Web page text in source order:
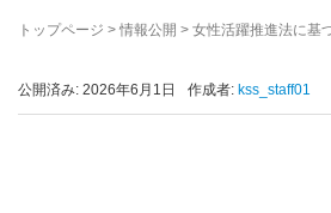
トップページ > 情報公開 > 女性活躍推進法に基
公開済み: 2026年6月1日 作成者: kss_staff01